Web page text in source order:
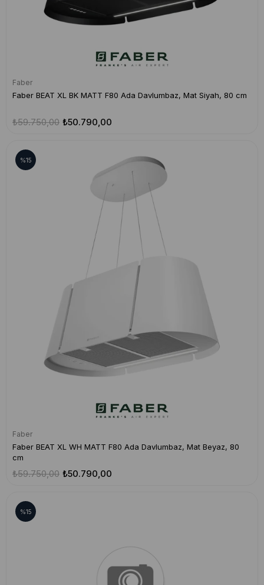
Faber
Faber BEAT XL BK MATT F80 Ada Davlumbaz, Mat Siyah, 80 cm
₺50.790,00
₺59.750,00
Faber
Faber BEAT XL WH MATT F80 Ada Davlumbaz, Mat Beyaz, 80
cm
₺50.790,00
₺59.750,00
%15
%15